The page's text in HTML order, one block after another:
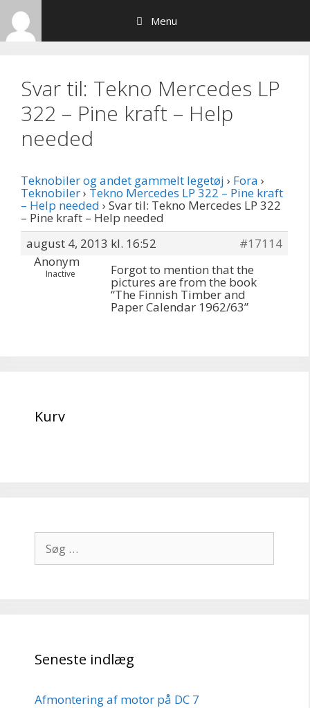
Hop
indhold
Menu
Svar til: Tekno Mercedes LP
322 – Pine kraft – Help
needed
Teknobiler og andet gammelt legetøj › Fora ›
Teknobiler› Tekno Mercedes LP 322 – Pine kraft
– Help needed › Svar til: Tekno Mercedes LP 322
– Pine kraft – Help needed
august 4, 2013 kl. 16:52
#17114
Anonym
Inactive Forgot to mention that the
pictures are from the book
“The Finnish Timber and
Paper Calendar 1962/63”
Kurv
efter:
Seneste indlæg
Afmontering af motor på DC 7